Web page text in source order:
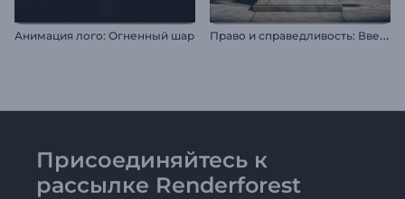
Анимация лого: Огненный шар П
раво и справедливость: Введение
Присоединяйтесь к
рассылке Renderforest